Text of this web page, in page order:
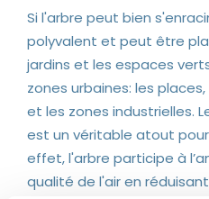
Si l'arbre peut bien
polyvalent et peut être
jardins et les espaces
zones urbaines: les
et les zones industrielles.
est un véritable atout pour
effet, l'arbre participe à
qualité de l'air en